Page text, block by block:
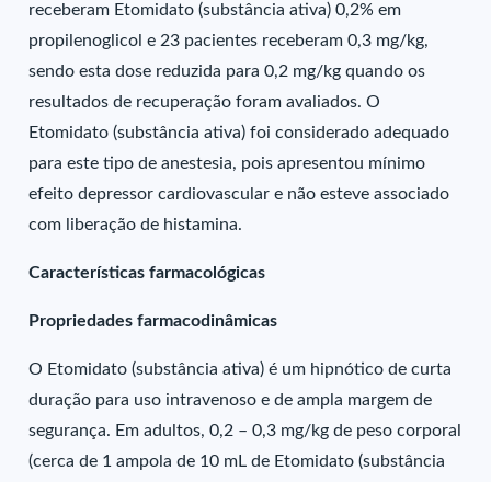
receberam Etomidato (substância ativa) 0,2% em
propilenoglicol e 23 pacientes receberam 0,3 mg/kg,
sendo esta dose reduzida para 0,2 mg/kg quando os
resultados de recuperação foram avaliados. O
Etomidato (substância ativa) foi considerado adequado
para este tipo de anestesia, pois apresentou mínimo
efeito depressor cardiovascular e não esteve associado
com liberação de histamina.
Características farmacológicas
Propriedades farmacodinâmicas
O Etomidato (substância ativa) é um hipnótico de curta
duração para uso intravenoso e de ampla margem de
segurança. Em adultos, 0,2 – 0,3 mg/kg de peso corporal
(cerca de 1 ampola de 10 mL de Etomidato (substância